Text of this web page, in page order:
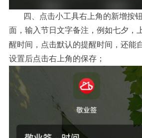
四、点击小工具右上角的新增按
面，输入节日文字备注，例如七夕，
醒时间，点击默认的提醒时间，还能
设置后点击右上角的保存；